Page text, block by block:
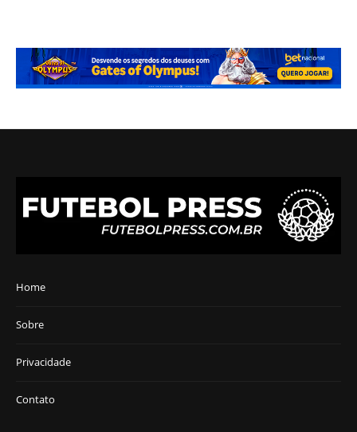
Home
Sobre
Privacidade
Contato